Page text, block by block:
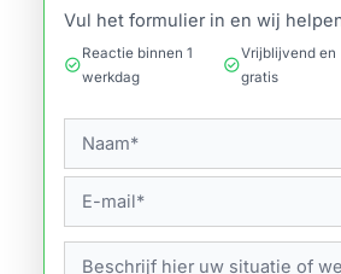
Vul het formulier in en wij
check_circle
Reactie binnen 1
werkdag
check_circle
Vrijblijvend en
gratis